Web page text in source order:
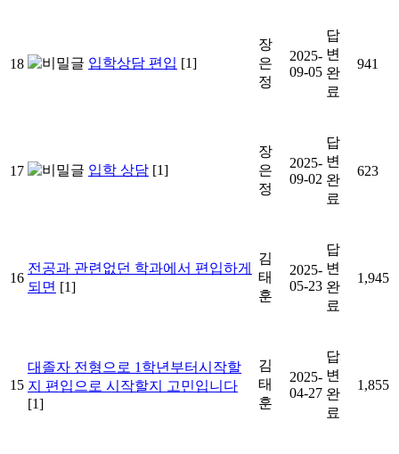
18 입학상담 편입 [1]
장
은
정
2025-
09-05
답
변
완
료
941
17 입학 상담 [1]
장
은
정
2025-
09-02
답
변
완
료
623
16
전공과 관련없던 학과에서 편입하게
되면 [1]
김
태
훈
2025-
05-23
답
변
완
료
1,945
15
대졸자 전형으로 1학년부터시작할
지 편입으로 시작할지 고민입니다
[1]
김
태
훈
2025-
04-27
답
변
완
료
1,855